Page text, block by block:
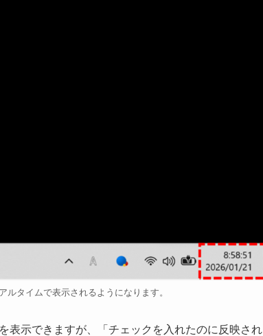
タイムで表示されるようになります。
表示できますが、「チェックを入れたのに反映され